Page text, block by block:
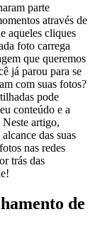
parte
através de
aqueles cliques
foto carrega
que queremos
já parou para se
⁢com suas ⁣fotos?
pode
conteúdo e a
Neste artigo,
das suas
nas ⁤redes
⁢trás das
de